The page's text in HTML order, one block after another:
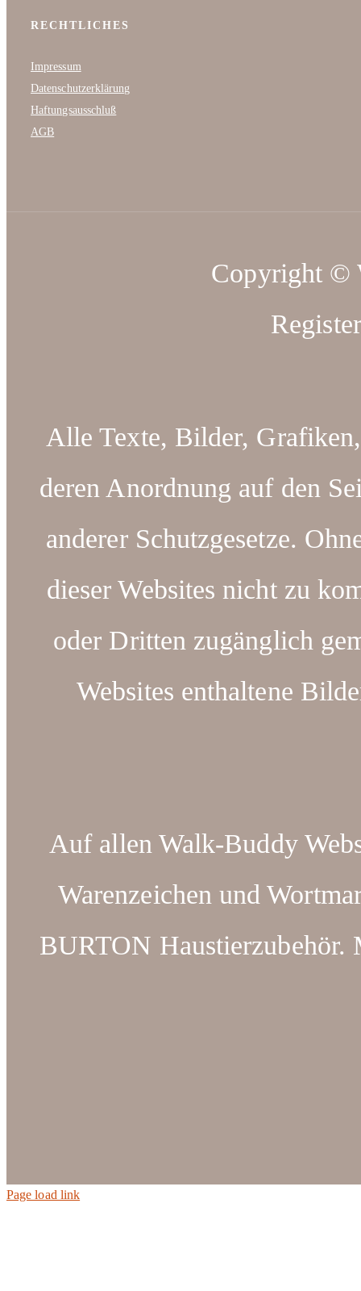
RECHTLICHES
Impressum
Datenschutzerklärung
Haftungsausschluß
AGB
Copyright ©
Alle Texte, Bilder,
deren Anordnung auf den
anderer Schutzgesetze.
dieser Websites nicht zu
oder Dritten zugänglich
Websites enthaltene
Auf allen Walk-Buddy
Warenzeichen und
BURTON Haustierzubehör.
Page load link